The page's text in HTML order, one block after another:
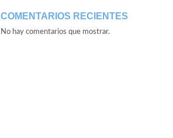
COMENTARIOS RECIENTES
No hay comentarios que mostrar.